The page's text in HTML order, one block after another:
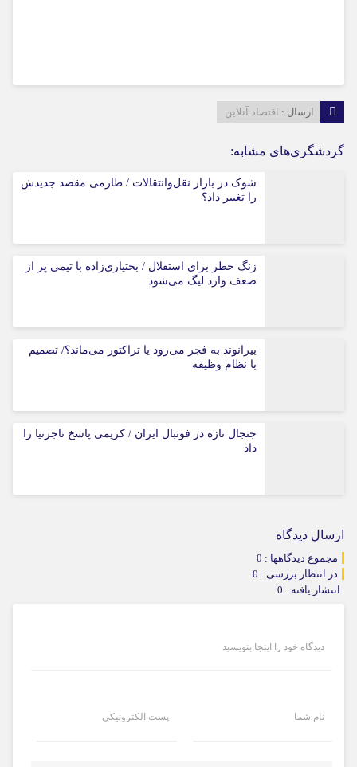
ارسال : اقتصاد آنلاین
گردشگری‌های مشابه:
شوک در بازار نقل‌وانتقالات / طارمی مقصد جدیدش
را تغییر داد؟
زنگ خطر برای استقلال / بختیاری‌زاده با تیمی پر از
ضعف وارد لیگ می‌شود
بیرانوند به فجر می‌رود یا تراکتور می‌ماند؟/ تصمیم
با نظام وظیفه
جنجال تازه در فوتبال ایران / کریمی پاسخ تاجرنیا را
داد
ارسال دیدگاه
مجموع دیدگاهها : 0
در انتظار بررسی : 0
انتشار یافته : 0
دیدگاه خود را اینجا بنویسید
نام شما پست الکترونیکی